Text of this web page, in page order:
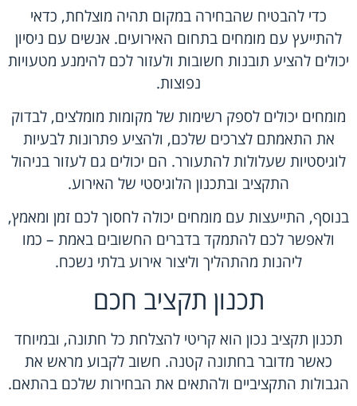
כדי להבטיח שהבחירה במקום תהיה מוצלחת, כדאי
להתייעץ עם מומחים בתחום האירועים. אנשים עם ניסיון
יכולים להציע תובנות חשובות ולעזור לכם להימנע מטעויות
נפוצות.
מומחים יכולים לספק רשימות של מקומות מומלצים, לבדוק
את התאמתם לצרכים שלכם, ולהציע פתרונות לבעיות
לוגיסטיות שעלולות להתעורר. הם יכולים גם לעזור בניהול
התקציב ובתכנון הלוגיסטי של האירוע.
בנוסף, התייעצות עם מומחים יכולה לחסוך לכם זמן ומאמץ,
ולאפשר לכם להתמקד בדברים החשובים באמת – כמו
ליהנות מהתהליך וליצור אירוע בלתי נשכח.
תכנון תקציב חכם
תכנון תקציב נכון הוא קריטי להצלחת כל חתונה, ובמיוחד
כאשר מדובר בחתונה קטנה. חשוב לקבוע מראש את
הגבולות התקציביים ולהתאים את הבחירות שלכם בהתאם.